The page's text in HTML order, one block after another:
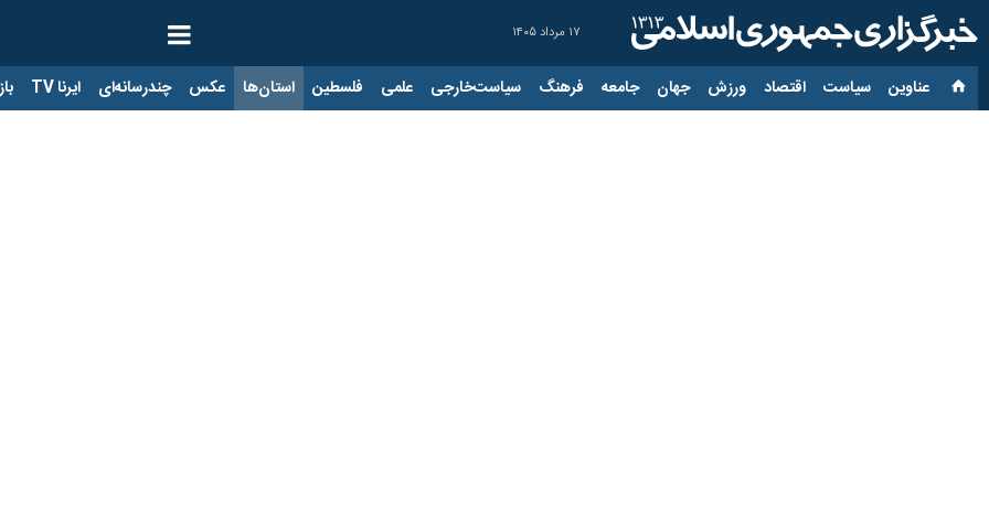
۱۷ مرداد ۱۴۰۵
عناوین‌ سیاست اقتصاد ورزش جهان جامعه فرهنگ سیاست‌خارجی علمی فلسطین استان‌ها عکس چندرسانه‌ای ایرنا TV